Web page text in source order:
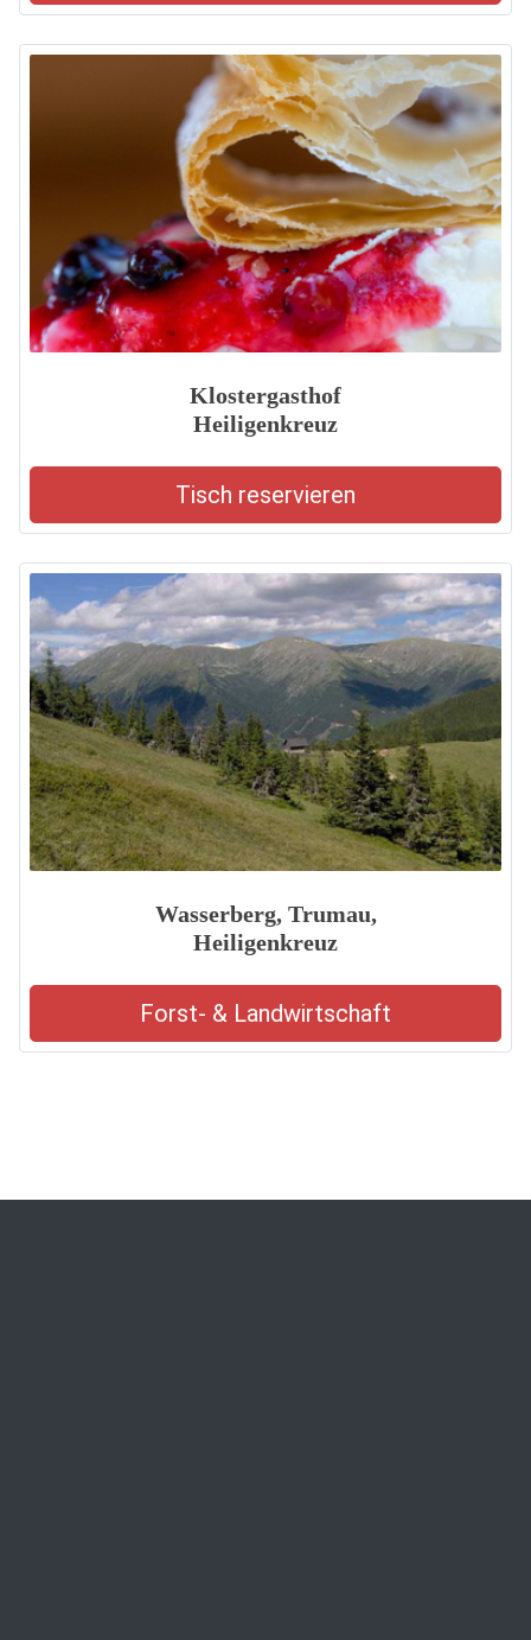
Klostergasthof
Heiligenkreuz
Tisch reservieren
Wasserberg, Trumau,
Heiligenkreuz
Forst- & Landwirtschaft